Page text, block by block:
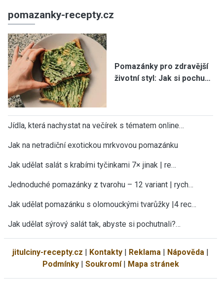
pomazanky-recepty.cz
Pomazánky pro zdravější
životní styl: Jak si pochu…
Jídla, která nachystat na večírek s tématem online…
Jak na netradiční exotickou mrkvovou pomazánku
Jak udělat salát s krabími tyčinkami 7× jinak | re…
Jednoduché pomazánky z tvarohu – 12 variant | rych…
Jak udělat pomazánku s olomouckými tvarůžky |4 rec…
Jak udělat sýrový salát tak, abyste si pochutnali?…
jitulciny-recepty.cz | Kontakty | Reklama | Nápověda |
Podmínky| Soukromí| Mapa stránek